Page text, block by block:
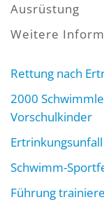
Ausrüstung
Weitere
Rettung nach
2000
Vorschulkinder
Schwimm-
Führung